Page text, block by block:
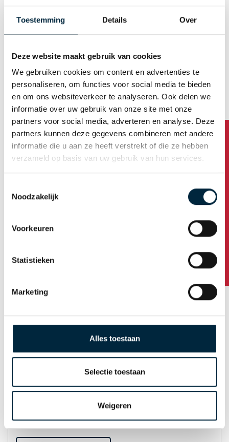
Toestemming Details Over
Deze website maakt gebruik van cookies
We gebruiken cookies om content en advertenties te
personaliseren, om functies voor social media te bieden
en om ons websiteverkeer te analyseren. Ook delen we
informatie over uw gebruik van onze site met onze
partners voor social media, adverteren en analyse. Deze
partners kunnen deze gegevens combineren met andere
informatie die u aan ze heeft verstrekt of die ze hebben
verzameld op basis van uw gebruik van hun services.
Noodzakelijk
Voorkeuren
Statistieken
Marketing
Alles toestaan
Selectie toestaan
Weigeren
Haben Sie Fragen?
Ecotapes - Productsheet EcoPaper 310
Ecotapes - Productsheet Eco 210
Herunterladen
Statements / verklaringen
Herunterladen
Eco Papierband